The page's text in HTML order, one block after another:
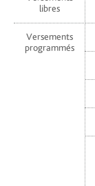
libres
Versements
programmés